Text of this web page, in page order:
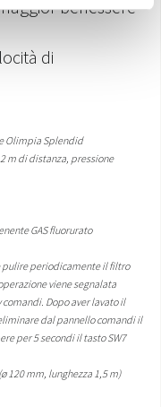
benessere
di
Olimpia Splendid
m di distanza, pressione
GAS fluorurato
pulire periodicamente il filtro
viene segnalata
Dopo aver lavato il
dal pannello comandi il
per 5 secondi il tasto SW7
120 mm, lunghezza 1,5 m)